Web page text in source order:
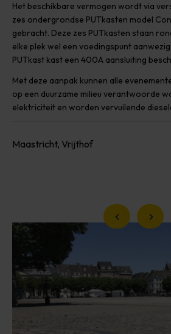
Het beschikbare vermogen wordt via
zes ondergrondse PUTkasten model
gebracht. Deze zes PUTkasten staan
elke plek wel een voedingspunt
PUTkast kast een 400A aansluiting
Met deze aanpak kunnen alle
op een duurzame milieu verantwoorde
elektriciteit en worden vervuilende
Maastricht, Vrijthof
Vorige slide